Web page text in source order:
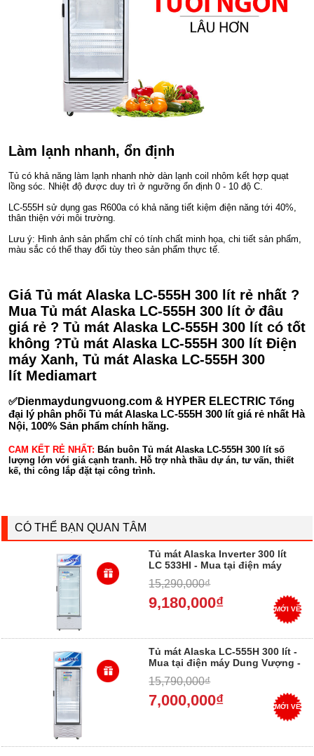
Làm lạnh nhanh, ổn định
Tủ có khả năng làm lạnh nhanh nhờ dàn lạnh coil nhôm kết hợp quạt
lồng sóc. Nhiệt độ được duy trì ở ngưỡng ổn định 0 - 10 độ C.
LC-555H sử dụng gas R600a có khả năng tiết kiệm điện năng tới 40%,
thân thiện với môi trường.
Lưu ý: Hình ảnh sản phẩm chỉ có tính chất minh họa, chi tiết sản phẩm,
màu sắc có thể thay đổi tùy theo sản phẩm thực tế.
Giá Tủ mát Alaska LC-555H 300 lít rẻ nhất ?
Mua Tủ mát Alaska LC-555H 300 lít ở đâu
giá rẻ ? Tủ mát Alaska LC-555H 300 lít có tốt
không ?Tủ mát Alaska LC-555H 300 lít Điện
máy Xanh, Tủ mát Alaska LC-555H 300
lít Mediamart
✅Dienmaydungvuong.com & HYPER ELECTRIC Tổng
đại lý phân phối Tủ mát Alaska LC-555H 300 lít giá rẻ nhất Hà
Nội, 100% Sản phẩm chính hãng.
CAM KẾT RẺ NHẤT: Bán buôn Tủ mát Alaska LC-555H 300 lít số
lượng lớn với giá cạnh tranh. Hỗ trợ nhà thầu dự án, tư vấn, thiết
kế, thi công lắp đặt tại công trình.
CÓ THỂ BẠN QUAN TÂM
Tủ mát Alaska Inverter 300 lít
LC 533HI - Mua tại điện máy
15,290,000₫
9,180,000₫ MỚI VỀ
Tủ mát Alaska LC-555H 300 lít -
Mua tại điện máy Dung Vượng -
15,790,000₫
7,000,000₫ MỚI VỀ